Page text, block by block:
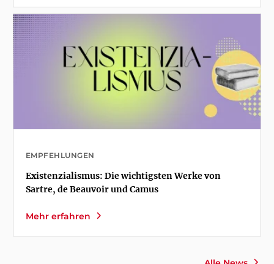
EMPFEHLUNGEN
Existenzialismus: Die wichtigsten Werke von
Sartre, de Beauvoir und Camus
Mehr erfahren